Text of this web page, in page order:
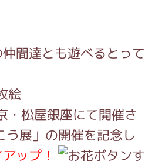
間達とも遊べるとって
松屋銀座にて開催さ
展」の開催を記念し
ップ！
す